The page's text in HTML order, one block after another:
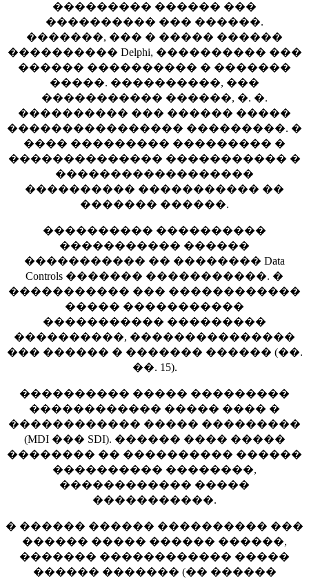
��������� ������ ���
���������� ��� ������.
�������, ��� � ����� ������
���������� Delphi, ���������� ���
������ ���������� � �������
�����. ����������, ���
����������� ������, �. �.
���������� ��� ������ �����
���������������� ���������. �
���� ��������� ��������� �
�������������� ����������� �
������������������
���������� ����������� ��
������� ������.
���������� ����������
����������� ������
����������� �� �������� Data
Controls ������� �����������. �
����������� ��� ������������
����� �����������
����������� ���������
����������, ���������������
��� ������ � ������� ������ (��.
��. 15).
���������� ����� ���������
������������ ����� ���� �
������������ ����� ���������
(MDI ��� SDI). ������ ���� �����
�������� �� ���������� ������
���������� ��������,
������������ �����
�����������.
� ������ ������ ���������� ���
������ ����� ������ ������,
������� ������������ �����
������ ������� (�� ������